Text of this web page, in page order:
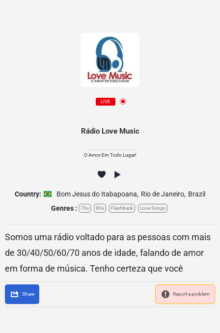
LIVE
Rádio Love Music
O Amor Em Todo Lugar!
Country: Bom Jesus do Itabapoana, Rio de Janeiro, Brazil
Genres :
70s 80s Flashback Love Songs
Somos uma rádio voltado para as pessoas com mais
de 30/40/50/60/70 anos de idade, falando de amor
em forma de música. Tenho certeza que você
Share Report a problem